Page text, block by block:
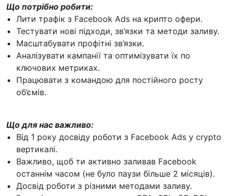
Що потрібно робити:
Лити трафік з Facebook Ads на крипто офери.
Тестувати нові підходи, зв’язки та методи заливу.
Масштабувати профітні зв’язки.
Аналізувати кампанії та оптимізувати їх по
ключових метриках.
Працювати з командою для постійного росту
об’ємів.
Що для нас важливо:
Від 1 року досвіду роботи з Facebook Ads у crypto
вертикалі.
Важливо, щоб ти активно заливав Facebook
останнім часом (не було паузи більше 2 місяців).
Досвід роботи з різними методами заливу.